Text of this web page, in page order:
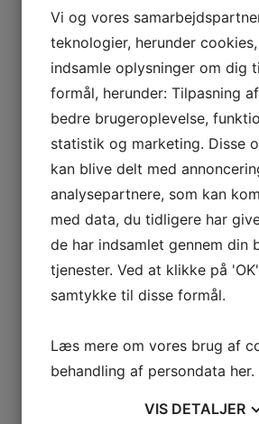
Vi og vores
teknologier, herunder
indsamle oplysninger om dig
formål, herunder: Tilpasning
bedre brugeroplevelse,
statistik og marketing. Disse
kan blive delt med
analysepartnere, som kan
med data, du tidligere har
de har indsamlet gennem din
tjenester. Ved at klikke på
samtykke til disse formål.
Læs mere om vores brug af
behandling af persondata her.
VIS DETALJER